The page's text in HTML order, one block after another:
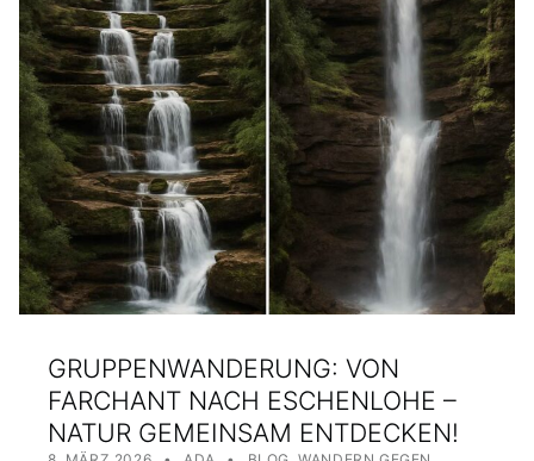
GRUPPENWANDERUNG: VON
FARCHANT NACH ESCHENLOHE –
NATUR GEMEINSAM ENTDECKEN!
POSTED ON: WRITTEN BY:
CATEGORIZED IN: